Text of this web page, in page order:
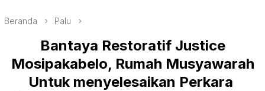
Beranda Palu
Bantaya Restoratif Justice
Mosipakabelo, Rumah Musyawarah
Untuk menyelesaikan Perkara